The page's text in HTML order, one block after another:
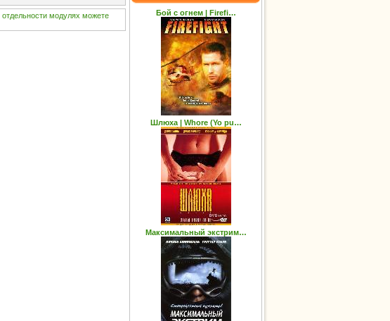
отдельности модулях можете
Бой с огнем | Firefi…
Шлюха | Whore (Yo pu…
Максимальный экстрим…